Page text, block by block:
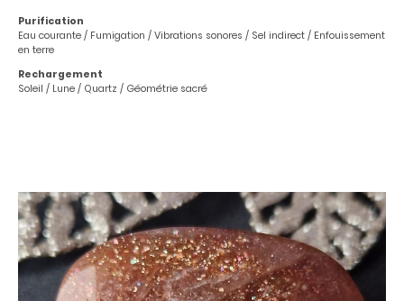
Purification
Eau courante / Fumigation / Vibrations sonores / Sel indirect / Enfouissement
en terre
Rechargement
Soleil / Lune / Quartz / Géométrie sacré